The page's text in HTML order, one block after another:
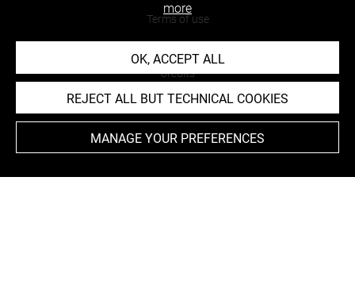
Terms of use
Cookies
Credits
Accessibility : non compliant
more
OK, ACCEPT ALL
REJECT ALL BUT TECHNICAL COOKIES
MANAGE YOUR PREFERENCES